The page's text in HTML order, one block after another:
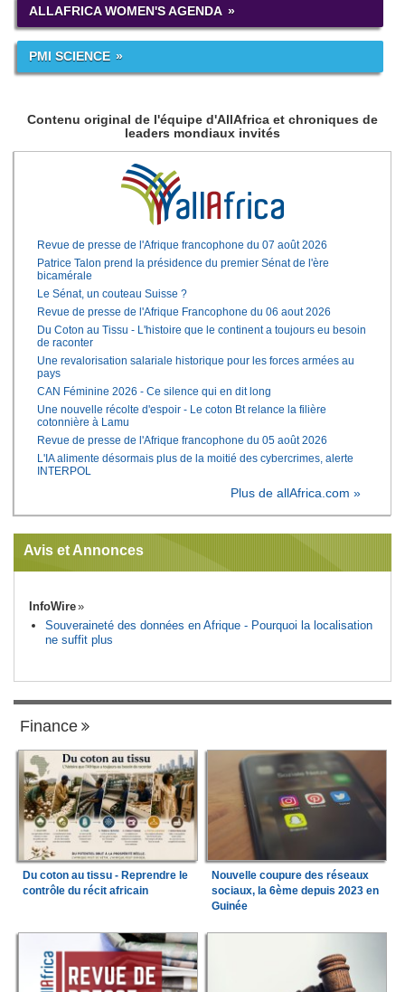
ALLAFRICA WOMEN'S AGENDA
PMI SCIENCE
Contenu original de l'équipe d'AllAfrica et chroniques de
leaders mondiaux invités
Revue de presse de l'Afrique francophone du 07 août 2026
Patrice Talon prend la présidence du premier Sénat de l'ère
bicamérale
Le Sénat, un couteau Suisse ?
Revue de presse de l'Afrique Francophone du 06 aout 2026
Du Coton au Tissu - L'histoire que le continent a toujours eu besoin
de raconter
Une revalorisation salariale historique pour les forces armées au
pays
CAN Féminine 2026 - Ce silence qui en dit long
Une nouvelle récolte d'espoir - Le coton Bt relance la filière
cotonnière à Lamu
Revue de presse de l'Afrique francophone du 05 août 2026
L'IA alimente désormais plus de la moitié des cybercrimes, alerte
INTERPOL
Plus de allAfrica.com »
Avis et Annonces
InfoWire
Souveraineté des données en Afrique - Pourquoi la localisation
ne suffit plus
Finance
Du coton au tissu - Reprendre le
contrôle du récit africain
Nouvelle coupure des réseaux
sociaux, la 6ème depuis 2023 en
Guinée